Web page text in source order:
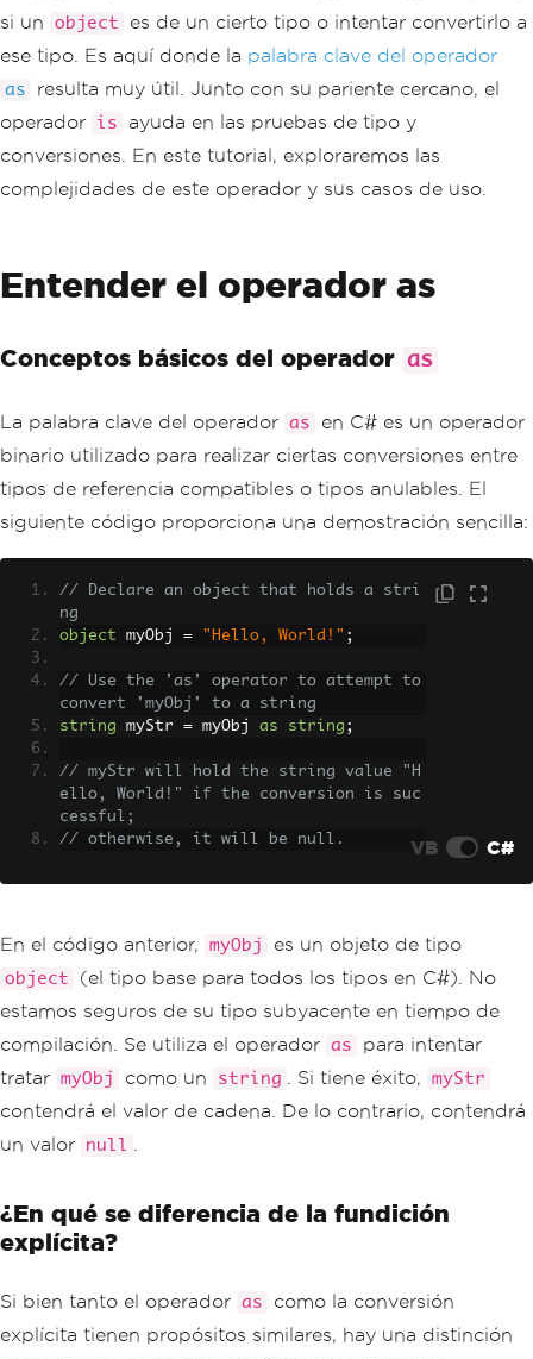
si un
object
es de un cierto tipo o intentar convertirlo a
ese tipo. Es aquí donde la palabra clave del operador
as
resulta muy útil. Junto con su pariente cercano, el
operador
is
ayuda en las pruebas de tipo y
conversiones. En este tutorial, exploraremos las
complejidades de este operador y sus casos de uso.
Entender el operador as
Conceptos básicos del operador as
La palabra clave del operador as
en C# es un operador
binario utilizado para realizar ciertas conversiones entre
tipos de referencia compatibles o tipos anulables. El
siguiente código proporciona una demostración sencilla:
// Declare an object that holds a stri
ng
object myObj = "Hello, World!" ;
// Use the 'as' operator to attempt to
convert 'myObj' to a string
string myStr = myObj as string ;
// myStr will hold the string value "H
ello, World!" if the conversion is suc
cessful;
// otherwise, it will be null.
VB C#
En el código anterior, myObj es un objeto de tipo
object
(el tipo base para todos los tipos en C#). No
estamos seguros de su tipo subyacente en tiempo de
compilación. Se utiliza el operador as
para intentar
tratar myObj como un string . Si tiene éxito, myStr
contendrá el valor de cadena. De lo contrario, contendrá
un valor
null
¿En qué se diferencia de la fundición
explícita?
Si bien tanto el operador as
como la conversión
explícita tienen propósitos similares, hay una distinción